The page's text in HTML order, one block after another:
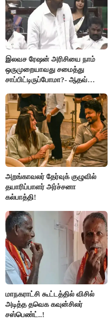
இலவச ரேஷன் அரிசியை நாம்
ஒருமுறையாவது சமைத்து
சாப்பிட்டிருப்போமா?- ஆதவ்
அறங்காவலர் தேர்வுக் குழுவில்
தயாரிப்பாளர் அர்ச்சனா
கல்பாத்தி!
மாநகராட்சி கூட்டத்தில் விசில்
அடித்த தவெக கவுன்சிலர்
சஸ்பெண்ட்..!